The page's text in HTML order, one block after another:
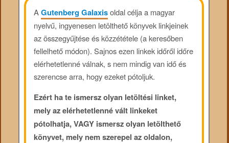
AGutenberg Galaxisoldal célja a magyar
nyelvű, ingyenesen letölthető könyvek linkjeinek
az összegyűjtése és közzététele (a keresőben
fellelhető módon). Sajnos ezen linkek időről időre
elérhetetlenné válnak, s nem mindig van idő és
szerencse arra, hogy ezeket pótoljuk.
Ezért ha te ismersz olyan letöltési linket,
mely az elérhetetlenné vált linkeket
pótolhatja, VAGY ismersz olyan letölthető
könyvet, mely nem szerepel az oldalon,